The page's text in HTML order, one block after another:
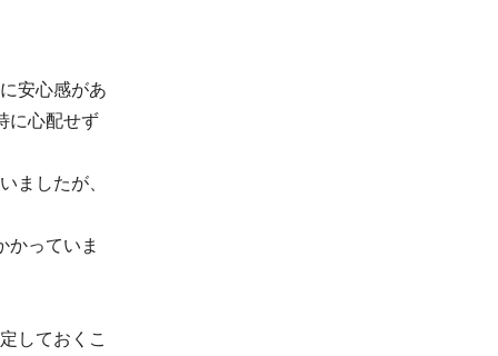
安心感があ
に心配せず
ましたが、
かっていま
しておくこ